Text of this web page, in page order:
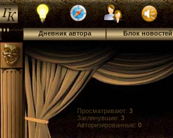
Дневник автора Блок новостей
Просматривают: 3
Заглянувшие: 3
Авторизированные: 0